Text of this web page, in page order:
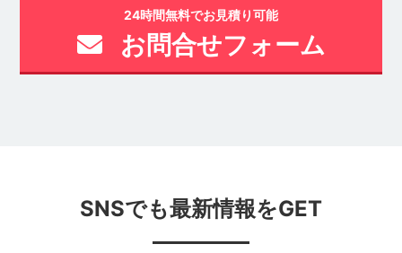
24時間無料でお見積り可能
お問合せフォーム
SNSでも最新情報をGET